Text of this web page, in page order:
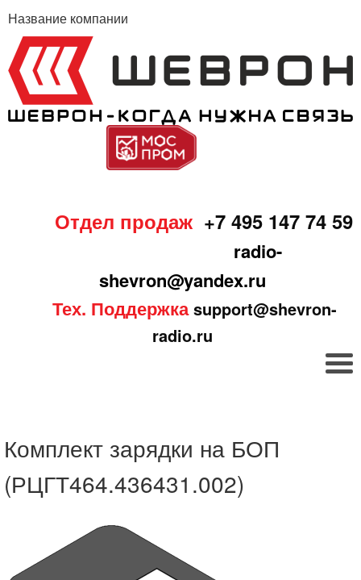
Название компании
Отдел продаж +7 495 147 74 59
radio-
shevron@yandex.ru
Тех. Поддержка support@shevron-
radio.ru
Комплект зарядки на БОП
(РЦГТ464.436431.002)